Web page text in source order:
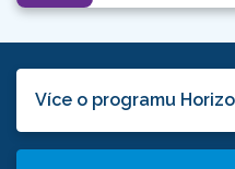
Více o programu